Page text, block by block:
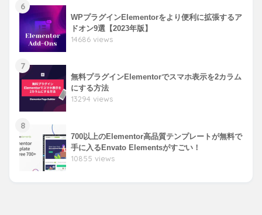
6
WPプラグインElementorをより便利に拡張するア
ドオン9選【2023年版】
14686 views
7
無料プラグインElementorでスマホ表示を2カラム
にする方法
13294 views
8
700以上のElementor高品質テンプレートが無料で
手に入るEnvato Elementsがすごい！
10855 views